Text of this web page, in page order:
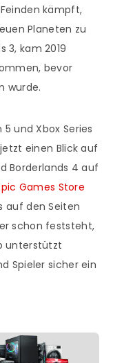
kämpft,
Planeten zu
3, kam 2019
bevor
wurde.
und Xbox Series
einen Blick auf
Borderlands 4 auf
Games Store
auf den Seiten
schon feststeht,
unterstützt
Spieler sicher ein